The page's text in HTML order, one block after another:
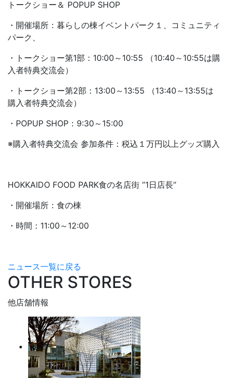
トークショー＆ POPUP SHOP
・開催場所：暮らしの棟イベントパーク１、コミュニティ
パーク、
・トークショー第1部：10:00～10:55 （10:40～10:55は購
入者特典交流会）
・トークショー第2部：13:00～13:55 （13:40～13:55は
購入者特典交流会）
・POPUP SHOP：9:30～15:00
※購入者特典交流会 参加条件：税込１万円以上グッズ購入
HOKKAIDO FOOD PARK食の名店街 ”1日店長”
・開催場所：食の棟
・時間：11:00～12:00
ニュース一覧に戻る
OTHER STORES
他店舗情報